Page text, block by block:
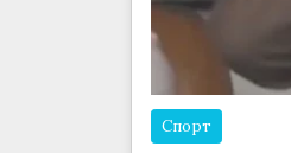
Спорт